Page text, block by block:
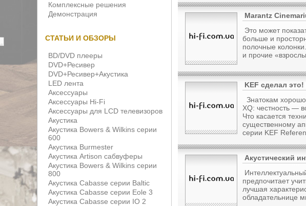
Комплексные решения
Демонстрация
СТАТЬИ И ОБЗОРЫ
BD/DVD плееры
DVD+Ресивер
DVD+Ресивер+Акустика
LED лента
Аксессуары
Аксессуары Hi-Fi
Аксессуары для LCD телевизоров
Акустика
Акустика Bowers & Wilkins серии
600
Акустика Burmester
Акустика Artison сабвуферы
Акустика Bowers & Wilkins серии
800
Акустика Cabasse серии Baltic
Акустика Cabasse серии Eole 3
Акустика Cabasse серии IO 2
Marantz
Это может
больше и
полочные
и прочие
KEF сделал
Знатокам хорошо
XQ: честность —
Что касается
существенному
серии KEF
Акустический
предпочитает
лучшая
обладательнице